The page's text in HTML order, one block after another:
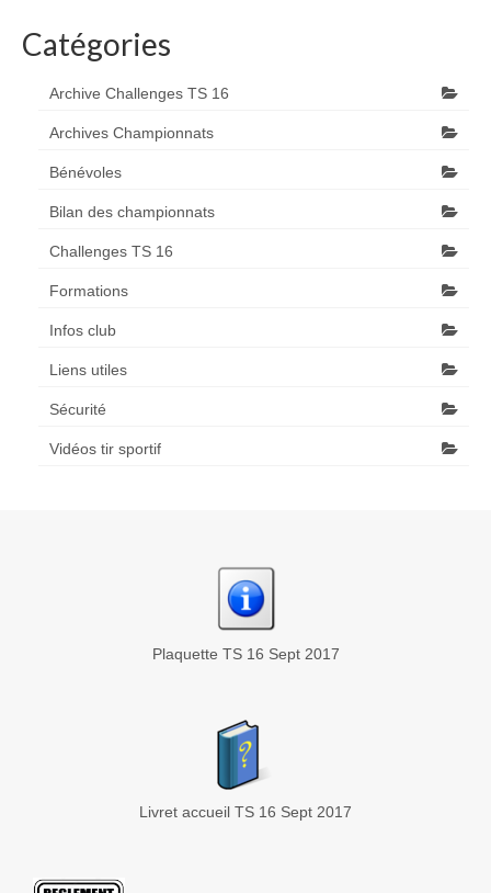
Catégories
Archive Challenges TS 16
Archives Championnats
Bénévoles
Bilan des championnats
Challenges TS 16
Formations
Infos club
Liens utiles
Sécurité
Vidéos tir sportif
Plaquette TS 16 Sept 2017
Livret accueil TS 16 Sept 2017